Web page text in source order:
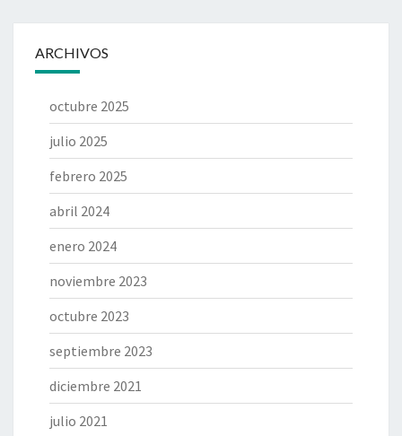
ARCHIVOS
octubre 2025
julio 2025
febrero 2025
abril 2024
enero 2024
noviembre 2023
octubre 2023
septiembre 2023
diciembre 2021
julio 2021